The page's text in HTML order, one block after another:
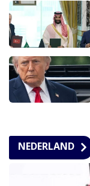
NEDERLAND